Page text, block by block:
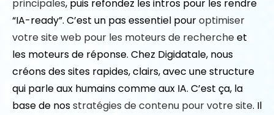
principales, puis refondez les intros pour les rendre
“IA-ready”. C’est un pas essentiel pouroptimiser
votre site web pour les moteurs de rechercheet
les moteurs de réponse. Chez Digidatale, nous
créons des sites rapides, clairs, avec une structure
qui parle aux humains comme aux IA. C’est ça, la
base de nosstratégies de contenu pour votre site. Il